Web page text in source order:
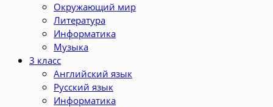
Окружающий мир
Литература
Информатика
Музыка
3 класс
Английский язык
Русский язык
Информатика